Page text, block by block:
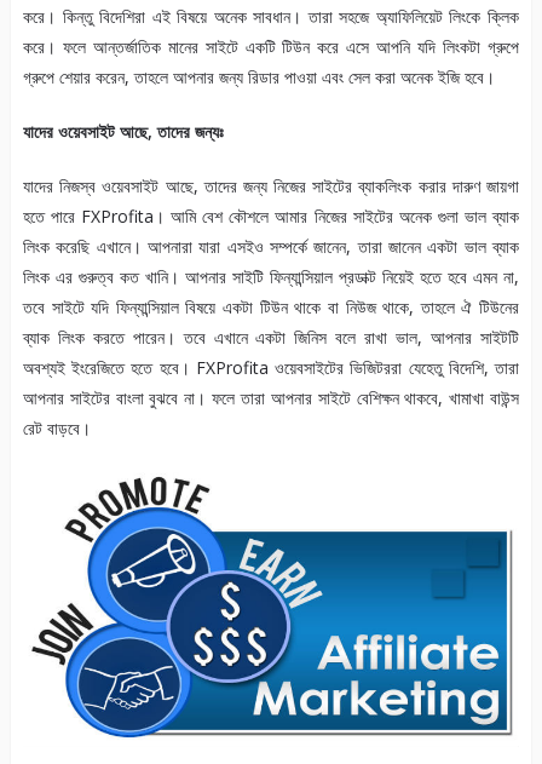
করে। কিন্তু বিদেশিরা এই বিষয়ে অনেক সাবধান। তারা সহজে অ্যাফিলিয়েট লিংকে ক্লিক
করে। ফলে আন্তর্জাতিক মানের সাইটে একটি টিউন করে এসে আপনি যদি লিংকটা গ্রুপে
গ্রুপে শেয়ার করেন, তাহলে আপনার জন্য রিডার পাওয়া এবং সেল করা অনেক ইজি হবে।
যাদের ওয়েবসাইট আছে, তাদের জন্যঃ
যাদের নিজস্ব ওয়েবসাইট আছে, তাদের জন্য নিজের সাইটের ব্যাকলিংক করার দারুণ জায়গা
হতে পারে FXProfita। আমি বেশ কৌশলে আমার নিজের সাইটের অনেক গুলা ভাল ব্যাক
লিংক করেছি এখানে। আপনারা যারা এসইও সম্পর্কে জানেন, তারা জানেন একটা ভাল ব্যাক
লিংক এর গুরুত্ব কত খানি। আপনার সাইটি ফিন্যান্সিয়াল প্রডাক্ট নিয়েই হতে হবে এমন না,
তবে সাইটে যদি ফিন্যান্সিয়াল বিষয়ে একটা টিউন থাকে বা নিউজ থাকে, তাহলে ঐ টিউনের
ব্যাক লিংক করতে পারেন। তবে এখানে একটা জিনিস বলে রাখা ভাল, আপনার সাইটটি
অবশ্যই ইংরেজিতে হতে হবে। FXProfita ওয়েবসাইটের ভিজিটররা যেহেতু বিদেশি, তারা
আপনার সাইটের বাংলা বুঝবে না। ফলে তারা আপনার সাইটে বেশিক্ষন থাকবে, খামাখা বাউন্স
রেট বাড়বে।